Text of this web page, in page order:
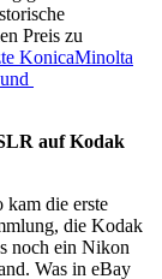
Preis zu
KonicaMinolta
auf Kodak
kam die erste
die Kodak
noch ein Nikon
Was in eBay